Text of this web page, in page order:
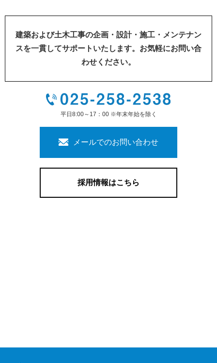
建築および土木工事の企画・設計・施工・メンテナン
スを一貫してサポートいたします。お気軽にお問い合
わせください。
平日8:00～17：00 ※年末年始を除く
メールでのお問い合わせ
採用情報はこちら